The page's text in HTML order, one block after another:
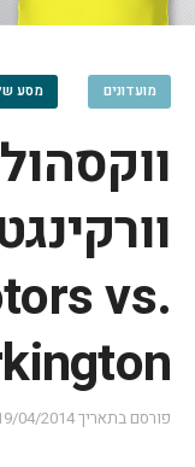
מועדונים מסע
vs.
פורסם בתאריך04/2014